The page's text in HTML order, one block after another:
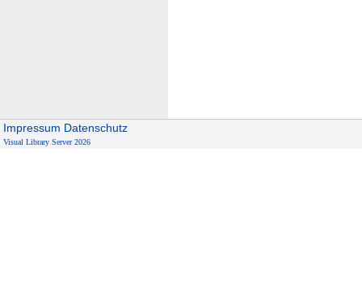
Impressum Datenschutz
Visual Library Server 2026